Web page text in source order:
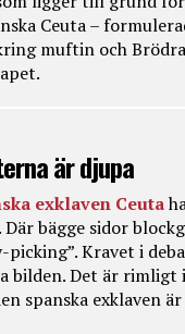
Ceuta –
muftin och
är djupa
exklaven Ceuta
bägge sidor
picking”. Kravet i
bilden. Det är
spanska exklaven